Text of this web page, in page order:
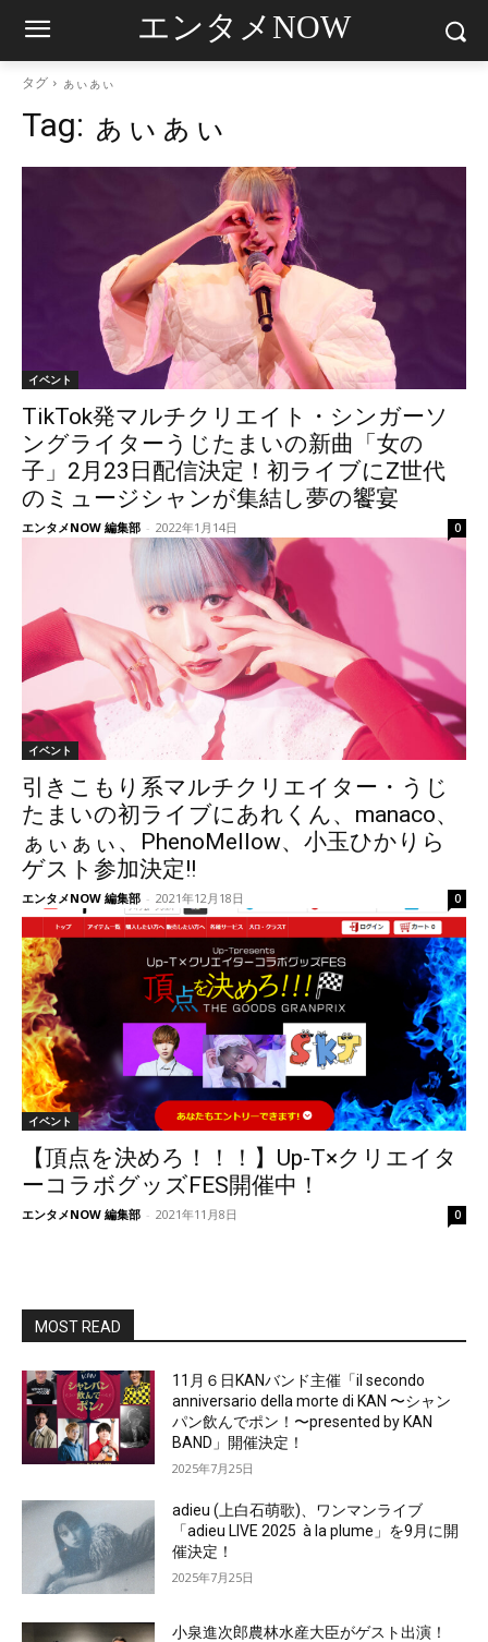
エンタメNOW
タグ ぁぃぁぃ
Tag: ぁぃぁぃ
イベント
​TikTok発マルチクリエイト・シンガーソ
ングライターうじたまいの新曲「女の
子」2月23日配信決定！初ライブにZ世代
のミュージシャンが集結し夢の饗宴
エンタメNOW 編集部 - 2022年1月14日 0
イベント
​引きこもり系マルチクリエイター・うじ
たまいの初ライブにあれくん、manaco、
ぁぃぁぃ、PhenoMellow、小玉ひかりら
ゲスト参加決定!!
エンタメNOW 編集部 - 2021年12月18日 0
イベント
【頂点を決めろ！！！】Up-T×クリエイタ
ーコラボグッズFES開催中！
エンタメNOW 編集部 - 2021年11月8日 0
MOST READ
11月６日KANバンド主催「il secondo
anniversario della morte di KAN 〜シャン
パン飲んでポン！〜presented by KAN
BAND」開催決定！
2025年7月25日
adieu (上白石萌歌)、ワンマンライブ
「adieu LIVE 2025 à la plume」を9月に開
催決定！
2025年7月25日
小泉進次郎農林水産大臣がゲスト出演！